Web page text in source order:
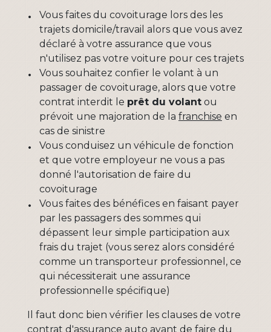
Vous faites du covoiturage lors des les
trajets domicile/travail alors que vous avez
déclaré à votre assurance que vous
n'utilisez pas votre voiture pour ces trajets
Vous souhaitez confier le volant à un
passager de covoiturage, alors que votre
contrat interdit le prêt du volant ou
prévoit une majoration de la franchise en
cas de sinistre
Vous conduisez un véhicule de fonction
et que votre employeur ne vous a pas
donné l'autorisation de faire du
covoiturage
Vous faites des bénéfices en faisant payer
par les passagers des sommes qui
dépassent leur simple participation aux
frais du trajet (vous serez alors considéré
comme un transporteur professionnel, ce
qui nécessiterait une assurance
professionnelle spécifique)
Il faut donc bien vérifier les clauses de votre
contrat d'assurance auto avant de faire du